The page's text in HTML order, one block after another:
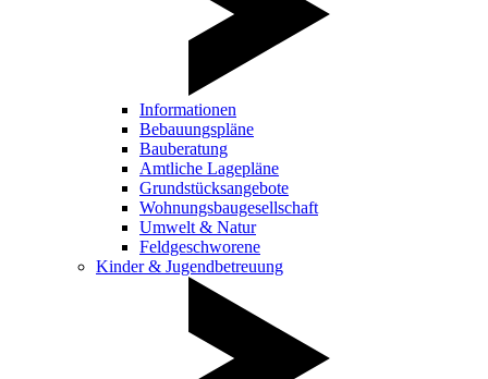
Informationen
Bebauungspläne
Bauberatung
Amtliche Lagepläne
Grundstücksangebote
Wohnungsbaugesellschaft
Umwelt & Natur
Feldgeschworene
Kinder & Jugendbetreuung